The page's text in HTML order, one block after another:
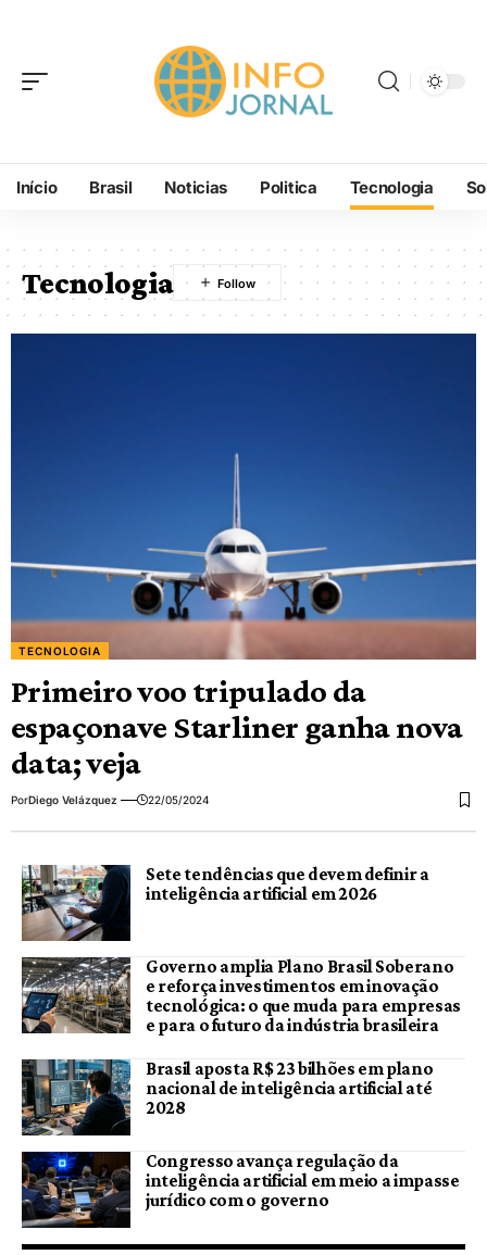
Início Brasil Noticias Politica Tecnologia
Tecnologia
TECNOLOGIA
Primeiro voo tripulado da
espaçonave Starliner ganha nova
data; veja
PorDiego Velázquez 22/05/2024
Sete tendências que devem definir a
inteligência artificial em 2026
Governo amplia Plano Brasil Soberano
e reforça investimentos em inovação
tecnológica: o que muda para empresas
e para o futuro da indústria brasileira
Brasil aposta R$ 23 bilhões em plano
nacional de inteligência artificial até
2028
Congresso avança regulação da
inteligência artificial em meio a impasse
jurídico com o governo